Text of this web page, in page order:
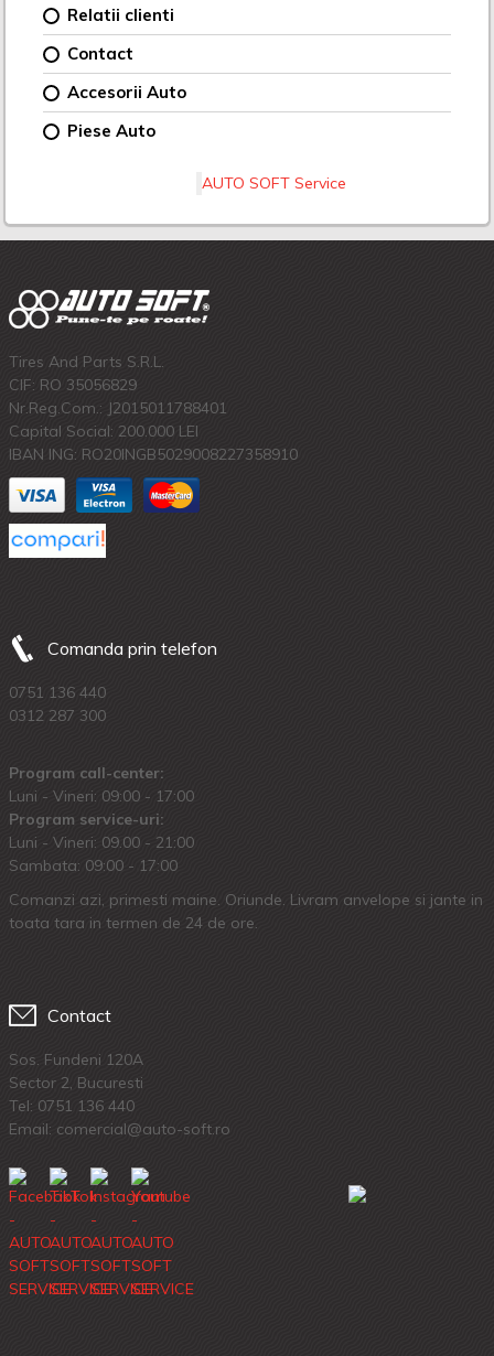
Relatii clienti
Contact
Accesorii Auto
Piese Auto
AUTO SOFT Service
Tires And Parts S.R.L.
CIF: RO 35056829
Nr.Reg.Com.: J2015011788401
Capital Social: 200.000 LEI
IBAN ING: RO20INGB5029008227358910
Comanda prin telefon
0751 136 440
0312 287 300
Program call-center:
Luni - Vineri: 09:00 - 17:00
Program service-uri:
Luni - Vineri: 09.00 - 21:00
Sambata: 09:00 - 17:00
Comanzi azi, primesti maine. Oriunde. Livram anvelope si jante in
toata tara in termen de 24 de ore.
Contact
Sos. Fundeni 120A
Sector 2, Bucuresti
Tel: 0751 136 440
Email: comercial@auto-soft.ro